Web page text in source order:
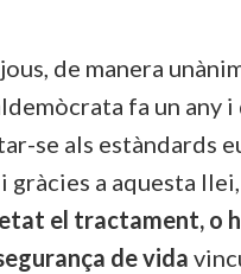
de manera
fa un any
se als estàndards
i gràcies a aquesta
el tractament, o
de vida